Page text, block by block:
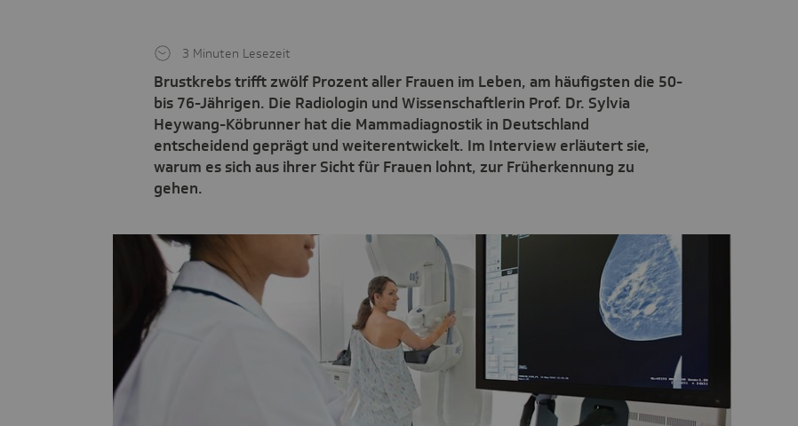
Brustkrebs trifft zwölf Prozent aller Frauen im Leben, am häufigsten die 50-
bis 76-Jährigen. Die Radiologin und Wissenschaftlerin Prof. Dr. Sylvia
Heywang-Köbrunner hat die Mammadiagnostik in Deutschland
entscheidend geprägt und weiterentwickelt. Im Interview erläutert sie,
warum es sich aus ihrer Sicht für Frauen lohnt, zur Früherkennung zu
gehen.
3 Minuten Lesezeit